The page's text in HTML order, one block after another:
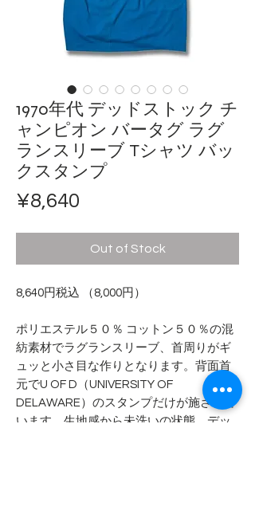
1970年代 デッドストック チ
ャンピオン バータグ ラグ
ランスリーブ Tシャツ バッ
クスタンプ
¥8,640
Out of Stock
8,640円税込 （8,000円）
ポリエステル５０％ コットン５０％の混
紡素材でラグランスリーブ、首周りがギ
ュッと小さ目な作りとなります。背面首
元でU OF D（UNIVERSITY OF
DELAWARE）のスタンプだけが施されて
います。生地感から未洗いの状態、デッ